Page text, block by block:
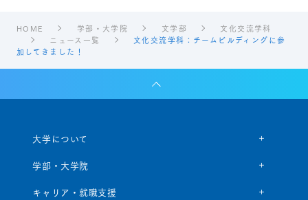
HOME 学部・大学院 文学部
文化交流学科
ニュース一覧
文化交流学科：チームビルディングに参
加してきました！
大学について
学部・大学院
キャリア・就職支援